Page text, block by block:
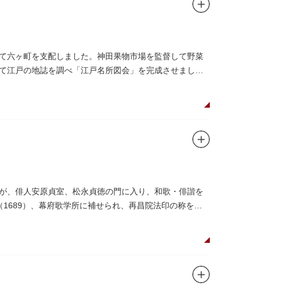
六ヶ町を支配しました。神田果物市場を監督して野菜
江戸の地誌を調べ「江戸名所図会」を完成させまし
、俳人安原貞室、松永貞徳の門に入り、和歌・俳諧を
）、幕府歌学所に補せられ、再昌院法印の称を受